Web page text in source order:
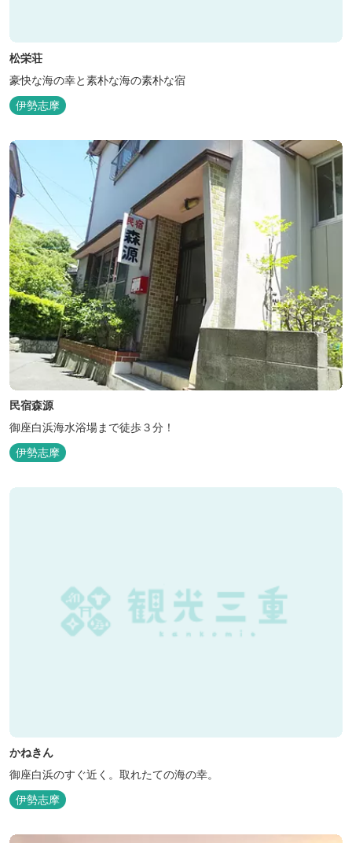
松栄荘
豪快な海の幸と素朴な海の素朴な宿
伊勢志摩
民宿森源
御座白浜海水浴場まで徒歩３分！
伊勢志摩
かねきん
御座白浜のすぐ近く。取れたての海の幸。
伊勢志摩